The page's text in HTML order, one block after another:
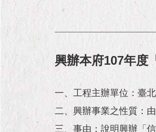
興辦本府107年度
一、工程主辦單位：臺
二、興辦事業之性質：
三、事由：說明興辦「